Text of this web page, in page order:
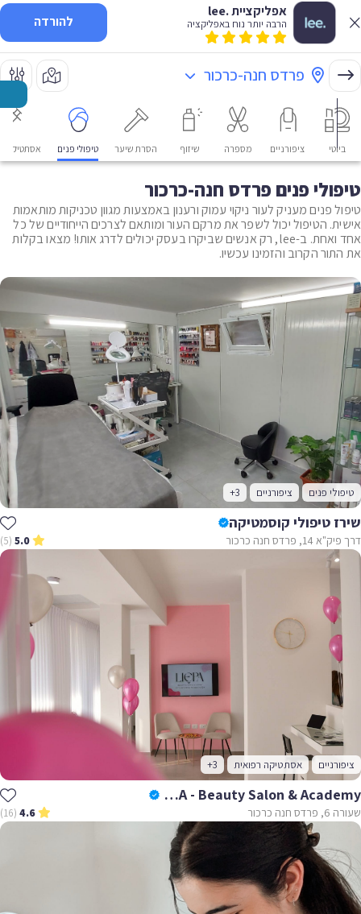
אפליקציית .lee
הרבה יותר נוח באפליקציה להורדה
פרדס חנה-כרכור
ביוטי ציפורניים מספרה שיזוף הסרת שיער טיפולי פנים אסתטיקה
טיפולי פנים פרדס חנה-כרכור
טיפול פנים מעניק לעור ניקוי עמוק ורענון באמצעות מגוון טכניקות מותאמות
אישית. הטיפול יכול לשפר את מרקם העור ומותאם לצרכים הייחודיים של כל
אחד ואחת. ב-lee, רק אנשים שביקרו בעסק יכולים לדרג אותו! מצאו בקלות
את התור הקרוב והזמינו עכשיו.
טיפולי פנים ציפורניים +3
שירז טיפולי קוסמטיקה
דרך פיק"א 14, פרדס חנה כרכור 5.0
(5)
ציפורניים אסתטיקה רפואית +3
LIEPA - Beauty Salon & Academy
שעורה 6, פרדס חנה כרכור 4.6
(16)